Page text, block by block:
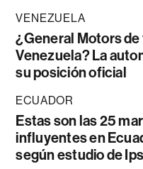
VENEZUELA
¿General Motors
Venezuela? La
su posición oficial
ECUADOR
Estas son las 25
influyentes en
según estudio de